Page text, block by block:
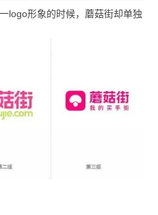
logo形象的时候，蘑菇街却单独